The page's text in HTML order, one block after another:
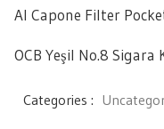
Al Capone Filter
OCB Yeşil No.8 Sigara
Categories :